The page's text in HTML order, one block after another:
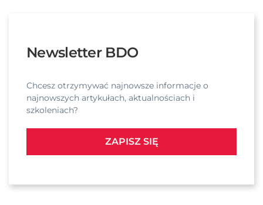
Newsletter BDO
Chcesz otrzymywać najnowsze informacje o
najnowszych artykułach, aktualnościach i
szkoleniach?
ZAPISZ SIĘ